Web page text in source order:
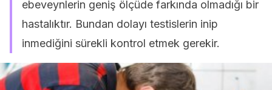
ebeveynlerin geniş ölçüde farkında olmadığı bir
hastalıktır. Bundan dolayı testislerin inip
inmediğini sürekli kontrol etmek gerekir.